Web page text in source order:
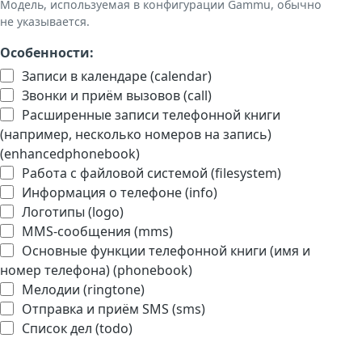
Модель, используемая в конфигурации Gammu, обычно
не указывается.
Особенности:
Записи в календаре (calendar)
Звонки и приём вызовов (call)
Расширенные записи телефонной книги
(например, несколько номеров на запись)
(enhancedphonebook)
Работа с файловой системой (filesystem)
Информация о телефоне (info)
Логотипы (logo)
MMS-сообщения (mms)
Основные функции телефонной книги (имя и
номер телефона) (phonebook)
Мелодии (ringtone)
Отправка и приём SMS (sms)
Список дел (todo)